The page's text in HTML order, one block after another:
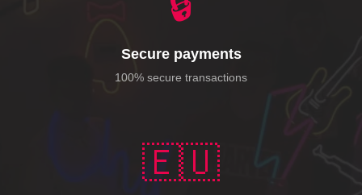
Secure payments
100% secure transactions
🇪🇺